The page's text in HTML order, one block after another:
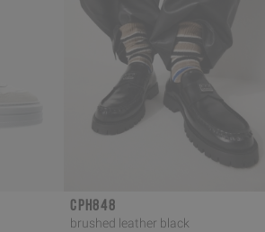
CPH848
brushed leather black